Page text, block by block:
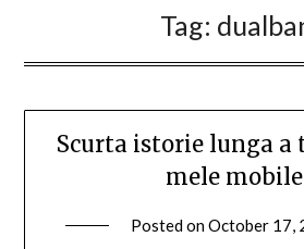
Tag:
Scurta istorie lunga a
mele
Posted onOctober 17,